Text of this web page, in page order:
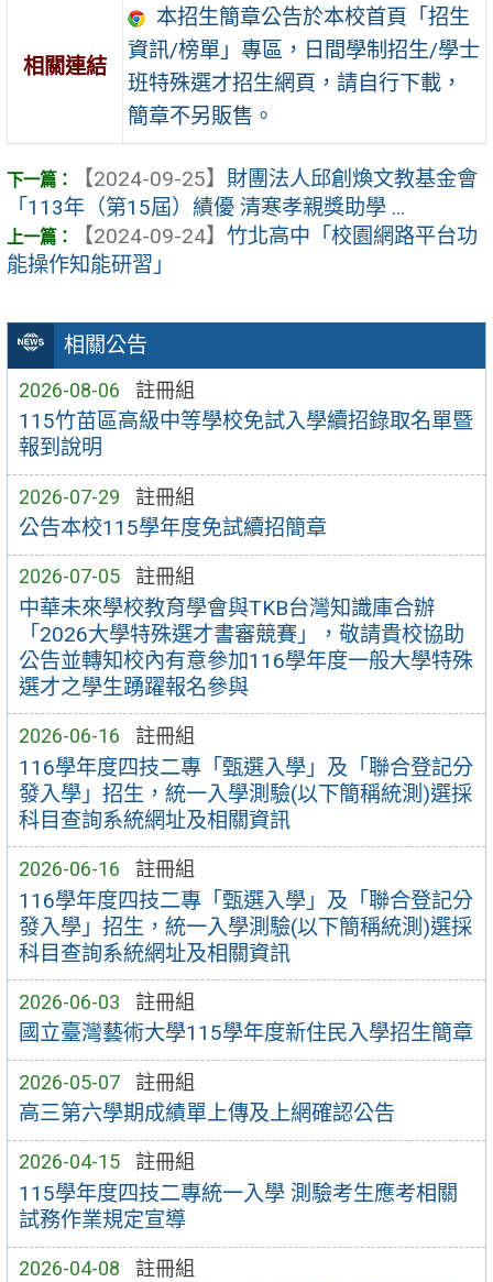
相關公告
2026-08-06 註冊組
115竹苗區高級中等學校免試入學續招錄取名單暨
報到說明
2026-07-29 註冊組
公告本校115學年度免試續招簡章
2026-07-05 註冊組
中華未來學校教育學會與TKB台灣知識庫合辦
「2026大學特殊選才書審競賽」，敬請貴校協助
公告並轉知校內有意參加116學年度一般大學特殊
選才之學生踴躍報名參與
2026-06-16 註冊組
116學年度四技二專「甄選入學」及「聯合登記分
發入學」招生，統一入學測驗(以下簡稱統測)選採
科目查詢系統網址及相關資訊
2026-06-16 註冊組
116學年度四技二專「甄選入學」及「聯合登記分
發入學」招生，統一入學測驗(以下簡稱統測)選採
科目查詢系統網址及相關資訊
2026-06-03 註冊組
國立臺灣藝術大學115學年度新住民入學招生簡章
2026-05-07 註冊組
高三第六學期成績單上傳及上網確認公告
2026-04-15 註冊組
115學年度四技二專統一入學 測驗考生應考相關
試務作業規定宣導
2026-04-08 註冊組
相關連結
本招生簡章公告於本校首頁「招生
資訊/榜單」專區，日間學制招生/學士
班特殊選才招生網頁，請自行下載，
簡章不另販售。
【2024-09-25】 財團法人邱創煥文教基金會
「113年（第15屆）績優 清寒孝親獎助學 ...
【2024-09-24】 竹北高中「校園網路平台功
能操作知能研習」